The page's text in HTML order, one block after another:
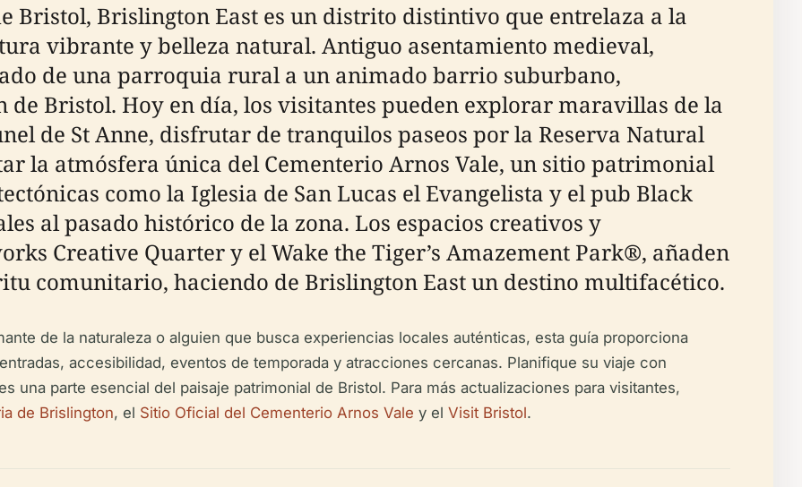
Bristol, Brislington East es un distrito distintivo que entrelaza a la
vibrante y belleza natural. Antiguo asentamiento medieval,
de una parroquia rural a un animado barrio suburbano,
Bristol. Hoy en día, los visitantes pueden explorar maravillas de la
de St Anne, disfrutar de tranquilos paseos por la Reserva Natural
la atmósfera única del Cementerio Arnos Vale, un sitio patrimonial
como la Iglesia de San Lucas el Evangelista y el pub Black
al pasado histórico de la zona. Los espacios creativos y
Creative Quarter y el Wake the Tiger’s Amazement Park®, añaden
comunitario, haciendo de Brislington East un destino multifacético.
de la naturaleza o alguien que busca experiencias locales auténticas, esta guía proporciona
accesibilidad, eventos de temporada y atracciones cercanas. Planifique su viaje con
una parte esencial del paisaje patrimonial de Bristol. Para más actualizaciones para visitantes,
de Brislington, el Sitio Oficial del Cementerio Arnos Vale y el Visit Bristol.